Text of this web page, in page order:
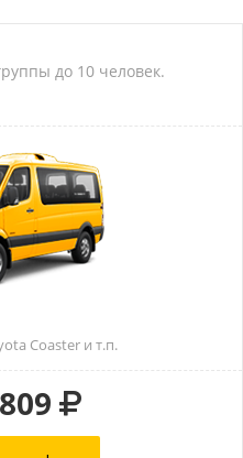
до 10 человек.
Coaster и т.п.